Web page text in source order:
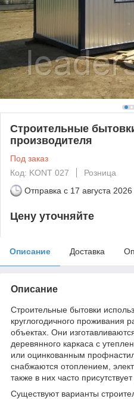
Строительные
производителя
Под заказ
Код: KONT 027
Розница
Отправка с 17 августа 2026
Цену уточняйте
Описание Доставка
Описание
Строительные бытовки
круглогодичного проживания
объектах. Они
деревянного каркаса с
или оцинкованным
снабжаются отоплением,
также в них часто
Существуют варианты